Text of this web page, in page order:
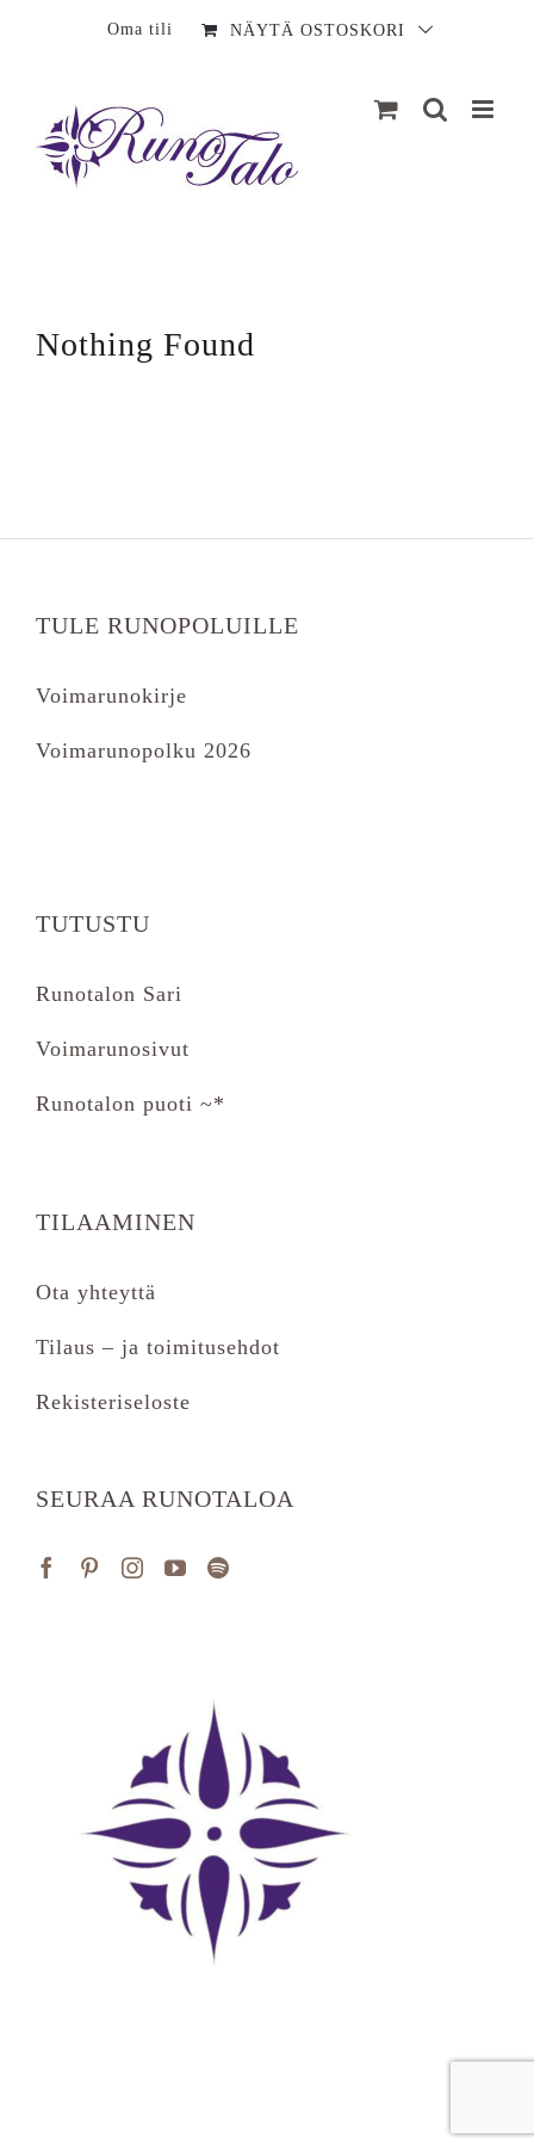
Oma tili NÄYTÄ OSTOSKORI
Nothing Found
TULE RUNOPOLUILLE
Voimarunokirje
Voimarunopolku 2026
TUTUSTU
Runotalon Sari
Voimarunosivut
Runotalon puoti ~*
TILAAMINEN
Ota yhteyttä
Tilaus – ja toimitusehdot
Rekisteriseloste
SEURAA RUNOTALOA